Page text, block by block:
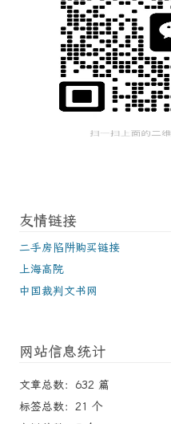
友情链接
二手房陷阱购买链接
上海高院
中国裁判文书网
网站信息统计
文章总数：632 篇
标签总数：21 个